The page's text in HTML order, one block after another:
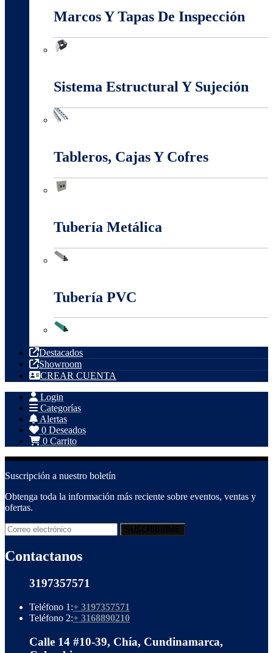
Marcos Y Tapas De Inspección
Sistema Estructural Y Sujeción
Tableros, Cajas Y Cofres
Tubería Metálica
Tubería PVC
Destacados
Showroom
CREAR CUENTA
Login
Categorías
Alertas
0 Deseados
0 Carrito
Suscripción a nuestro boletín
Obtenga toda la información más reciente sobre eventos, ventas y
ofertas.
Contactanos
3197357571
Teléfono 1:+ 3197357571
Teléfono 2:+ 3168890210
Calle 14 #10-39, Chía, Cundinamarca,